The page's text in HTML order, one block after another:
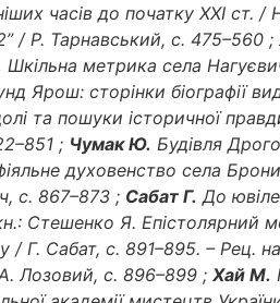
часів до початку ХХІ
/ Р. Тарнавський, с. 475–560 ;
Шкільна метрика села
Ярош: сторінки біографії
та пошуки історичної
; Чумак Ю. Будівля
духовенство села
с. 867–873 ; Сабат Г. До
Стешенко Я. Епістолярний
/ Г. Сабат, с. 891–895. – Рец.
Лозовий, с. 896–899 ; Хай М.